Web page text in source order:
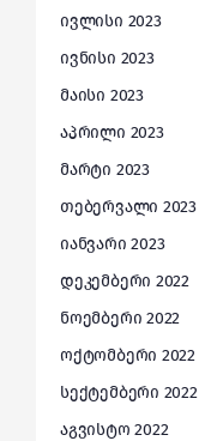
ივლისი 2023
ივნისი 2023
მაისი 2023
აპრილი 2023
მარტი 2023
თებერვალი 2023
იანვარი 2023
დეკემბერი 2022
ნოემბერი 2022
ოქტომბერი 2022
სექტემბერი 2022
აგვისტო 2022